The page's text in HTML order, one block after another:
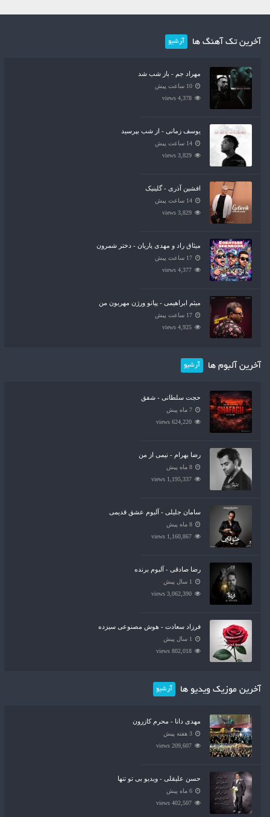
آخرین تک آهنگ ها آرشیو
مهراد جم - باز شب شد
10 ساعت پیش
4,378 views
یوسف زمانی - از شب بپرسید
14 ساعت پیش
3,829 views
افشین آذری - گلینیک
14 ساعت پیش
3,829 views
میثاق راد و مهدی یاریان - دختر شمرون
17 ساعت پیش
4,377 views
میثم ابراهیمی - پیانو ورژن مهربون من
17 ساعت پیش
4,925 views
آخرین آلبوم ها آرشیو
حجت سلطانی - شفق
7 ماه پیش
624,220 views
رضا بهرام - نیمی از من
8 ماه پیش
1,195,337 views
سامان جلیلی - آلبوم عشق قدیمی
8 ماه پیش
1,160,867 views
رضا صادقی - آلبوم برنده
1 سال پیش
3,062,390 views
فرزاد سعادت - هوش مصنوعی سیزده
1 سال پیش
802,018 views
آخرین موزیک ویدیو ها آرشیو
مهدی دانا - محرم کازرون
3 هفته پیش
209,607 views
حسن علیقلی - ویدیو بی تو تنها
6 ماه پیش
402,507 views